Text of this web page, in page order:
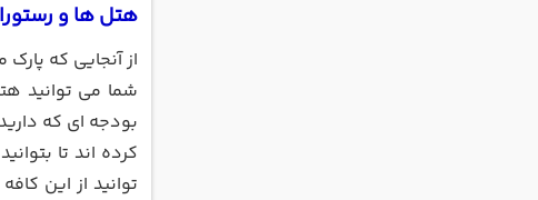
هتل ها و
شما می توانید
بودجه ای که
کرده اند تا
توانید از این